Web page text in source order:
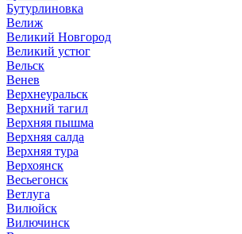
Бутурлиновка
Велиж
Великий Новгород
Великий устюг
Вельск
Венев
Верхнеуральск
Верхний тагил
Верхняя пышма
Верхняя салда
Верхняя тура
Верхоянск
Весьегонск
Ветлуга
Вилюйск
Вилючинск